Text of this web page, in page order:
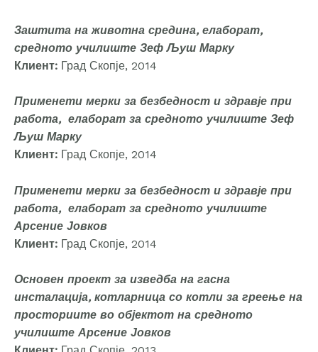
Заштита на животна средина, елаборат,
средното училиште Зеф Љуш Марку
Клиент: Град Скопје, 2014
Применети мерки за безбедност и здравје при
работа, елаборат за средното училиште Зеф
Љуш Марку
Клиент: Град Скопје, 2014
Применети мерки за безбедност и здравје при
работа, елаборат за средното училиште
Арсение Јовков
Клиент: Град Скопје, 2014
Основен проект за изведба на гасна
инсталација, котларница со котли за греење на
просториите во објектот на средното
училиште Арсение Јовков